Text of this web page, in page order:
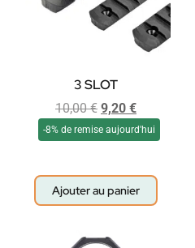
3 SLOT
10,00€ 9,20 €
-8% de remise aujourd'hui
Ajouter au panier